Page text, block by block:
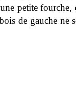
petite
de gauche ne